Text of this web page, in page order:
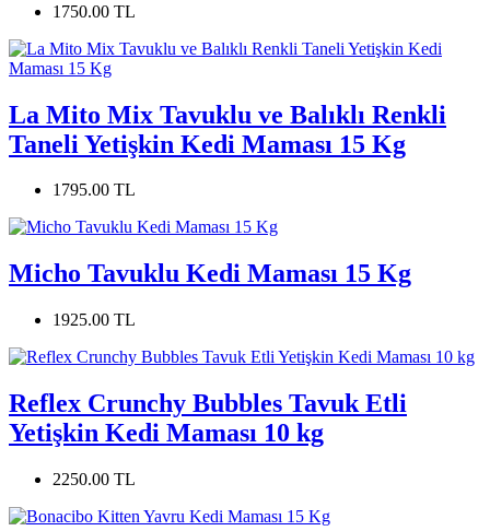
1750.00 TL
La Mito Mix Tavuklu ve Balıklı Renkli
Taneli Yetişkin Kedi Maması 15 Kg
1795.00 TL
Micho Tavuklu Kedi Maması 15 Kg
1925.00 TL
Reflex Crunchy Bubbles Tavuk Etli
Yetişkin Kedi Maması 10 kg
2250.00 TL